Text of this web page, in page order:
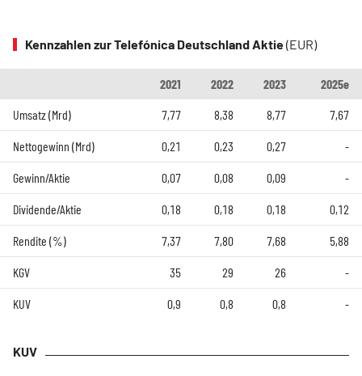
Kennzahlen zur Telefónica Deutschland Aktie(EUR)
2021 2022 2023
2025e
Umsatz (Mrd)
7,77 8,38 8,77 7,67
Nettogewinn (Mrd) 0,21 0,23 0,27 -
Gewinn/Aktie 0,07 0,08 0,09 -
Dividende/Aktie 0,18 0,18 0,18 0,12
Rendite (%) 7,37 7,80 7,68 5,88
KGV 35 29 26 -
KUV 0,9 0,8 0,8 -
KUV